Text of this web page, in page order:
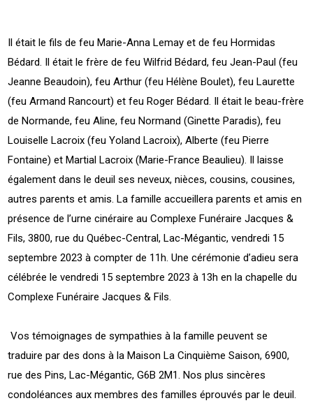
Il était le fils de feu Marie-Anna Lemay et de feu Hormidas
Bédard. Il était le frère de feu Wilfrid Bédard, feu Jean-Paul (feu
Jeanne Beaudoin), feu Arthur (feu Hélène Boulet), feu Laurette
(feu Armand Rancourt) et feu Roger Bédard. Il était le beau-frère
de Normande, feu Aline, feu Normand (Ginette Paradis), feu
Louiselle Lacroix (feu Yoland Lacroix), Alberte (feu Pierre
Fontaine) et Martial Lacroix (Marie-France Beaulieu). Il laisse
également dans le deuil ses neveux, nièces, cousins, cousines,
autres parents et amis. La famille accueillera parents et amis en
présence de l’urne cinéraire au Complexe Funéraire Jacques &
Fils, 3800, rue du Québec-Central, Lac-Mégantic, vendredi 15
septembre 2023 à compter de 11h. Une cérémonie d’adieu sera
célébrée le vendredi 15 septembre 2023 à 13h en la chapelle du
Complexe Funéraire Jacques & Fils.
Vos témoignages de sympathies à la famille peuvent se
traduire par des dons à la Maison La Cinquième Saison, 6900,
rue des Pins, Lac-Mégantic, G6B 2M1. Nos plus sincères
condoléances aux membres des familles éprouvés par le deuil.